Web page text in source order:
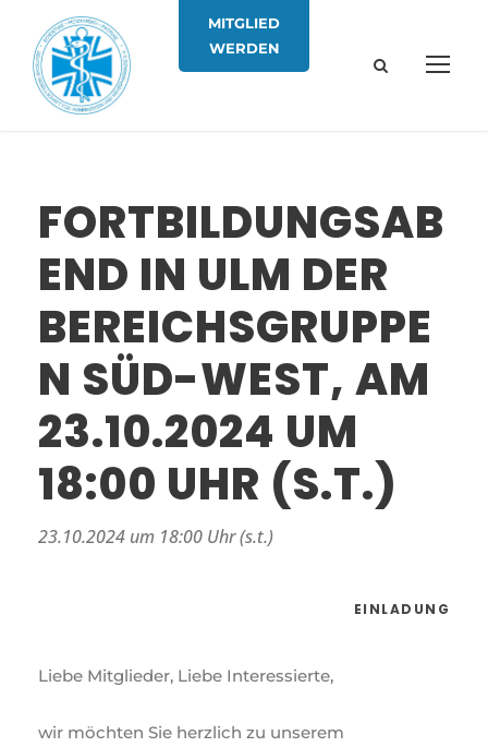
MITGLIED
WERDEN
FORTBILDUNGSAB
END IN ULM DER
BEREICHSGRUPPE
N SÜD-WEST, AM
23.10.2024 UM
18:00 UHR (S.T.)
23.10.2024 um 18:00 Uhr (s.t.)
EINLADUNG
Liebe Mitglieder, Liebe Interessierte,
wir möchten Sie herzlich zu unserem